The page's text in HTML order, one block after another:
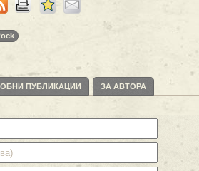
ПУБЛИКАЦИИ ЗА АВТОРА